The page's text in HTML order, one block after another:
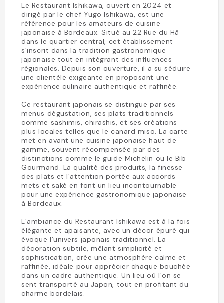
Le Restaurant Ishikawa, ouvert en 2024 et
dirigé par le chef Yugo Ishikawa, est une
référence pour les amateurs de cuisine
japonaise à Bordeaux. Situé au 22 Rue du Hâ
dans le quartier central, cet établissement
s’inscrit dans la tradition gastronomique
japonaise tout en intégrant des influences
régionales. Depuis son ouverture, il a su séduire
une clientèle exigeante en proposant une
expérience culinaire authentique et raffinée.
Ce restaurant japonais se distingue par ses
menus dégustation, ses plats traditionnels
comme sashimis, chirashis, et ses créations
plus locales telles que le canard miso. La carte
met en avant une cuisine japonaise haut de
gamme, souvent récompensée par des
distinctions comme le guide Michelin ou le Bib
Gourmand. La qualité des produits, la finesse
des plats et l’attention portée aux accords
mets et saké en font un lieu incontournable
pour une expérience gastronomique japonaise
à Bordeaux.
L’ambiance du Restaurant Ishikawa est à la fois
élégante et apaisante, avec un décor épuré qui
évoque l’univers japonais traditionnel. La
décoration subtile, mêlant simplicité et
sophistication, crée une atmosphère calme et
raffinée, idéale pour apprécier chaque bouchée
dans un cadre authentique. Un lieu où l’on se
sent transporté au Japon, tout en profitant du
charme bordelais.